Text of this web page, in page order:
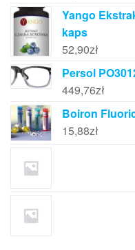
Yango
kaps
52,90zł
Persol
449,76zł
Boiron
15,88zł